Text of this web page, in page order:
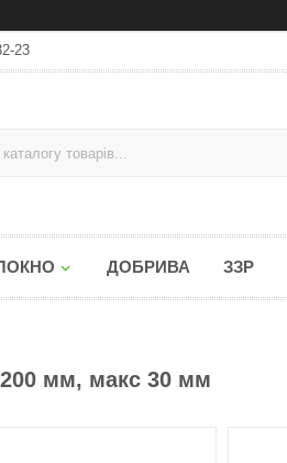
23
ДОБРИВА ЗЗР
мм, макс 30 мм